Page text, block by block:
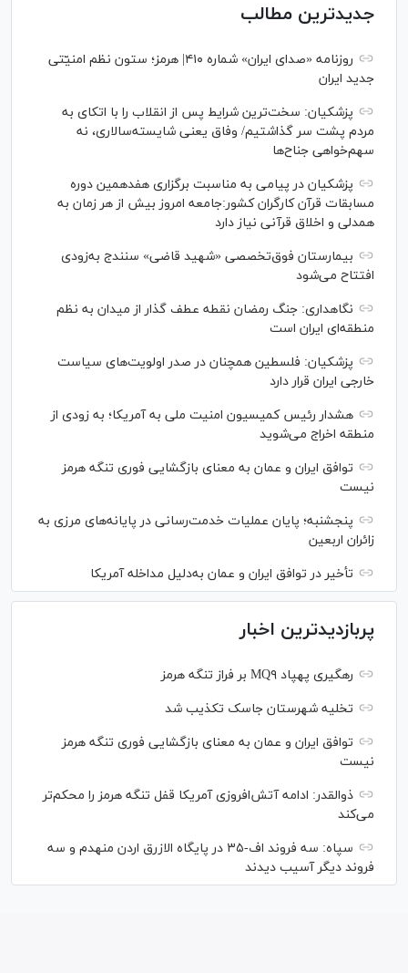
جدیدترین مطالب
روزنامه «صدای ایران» شماره ۴۱۰| هرمز؛ ستون نظم امنیّتی
جدید ایران
پزشکیان: سخت‌ترین شرایط پس از انقلاب را با اتکای به
مردم پشت سر گذاشتیم/ وفاق یعنی شایسته‌سالاری، نه
سهم‌خواهی جناح‌ها
پزشکیان در پیامی به مناسبت برگزاری هفدهمین دوره
مسابقات قرآن کارگران کشور:جامعه امروز بیش از هر زمان به
همدلی و اخلاق قرآنی نیاز دارد
بیمارستان فوق‌تخصصی «شهید قاضی» سنندج به‌زودی
افتتاح می‌شود
نگاهداری: جنگ رمضان نقطه عطف گذار از میدان به نظم
منطقه‌ای ایران است
پزشکیان: فلسطین همچنان در صدر اولویت‌های سیاست
خارجی ایران قرار دارد
هشدار رئیس کمیسیون امنیت ملی به آمریکا؛ به زودی از
منطقه اخراج می‌شوید
توافق ایران و عمان به معنای بازگشایی فوری تنگه هرمز
نیست
پنجشنبه؛ پایان ﻋﻤﻠﯿﺎﺕ ﺧﺪﻣﺖ‌ﺭﺳﺎﻧﯽ در پایانه‌های مرزی ﺑﻪ
ﺯﺍﺋﺮان ﺍﺭﺑﻌﯿﻦ
تأخیر در توافق ایران و عمان به‌دلیل مداخله آمریکا
پربازدیدترین اخبار
رهگیری پهپاد MQ۹ بر فراز تنگه هرمز
تخلیه شهرستان جاسک تکذیب شد
توافق ایران و عمان به معنای بازگشایی فوری تنگه هرمز
نیست
ذوالقدر: ادامه آتش‌افروزی آمریکا قفل تنگه هرمز را محکم‌تر
می‌کند
سپاه: سه فروند اف-۳۵ در پایگاه الازرق اردن منهدم و سه
فروند دیگر آسیب دیدند